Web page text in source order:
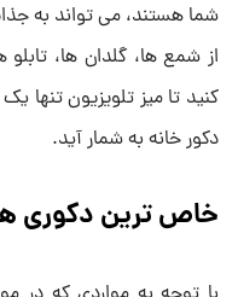
شما هستند، می ‌تواند به
از شمع ‌ها، گلدان‌ ها،
کنید تا میز تلویزیون تنها
دکور خانه به شمار آید.
خاص ترین دکوری